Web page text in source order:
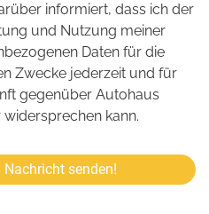
informiert, dass ich der
und Nutzung meiner
Daten für die
Zwecke jederzeit und für
gegenüber Autohaus
widersprechen kann.
Nachricht senden!